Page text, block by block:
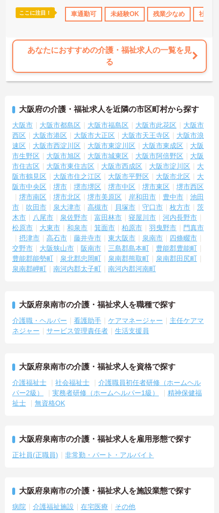
保険完備 交通費支給
ここに注目！ 車通勤可 未経験OK 残業少なめ 社会
あなたにおすすめの介護・福祉求人の一覧を見
る
大阪府の介護・福祉求人を近隣の市区町村から探す
大阪市 大阪市都島区 大阪市福島区 大阪市此花区
大阪市
西区
大阪市港区 大阪市大正区 大阪市天王寺区
大阪市浪
速区
大阪市西淀川区 大阪市東淀川区 大阪市東成区
大阪
市生野区
大阪市旭区 大阪市城東区 大阪市阿倍野区
大阪
市住吉区
大阪市東住吉区 大阪市西成区 大阪市淀川区
大
阪市鶴見区
大阪市住之江区 大阪市平野区 大阪市北区
大
阪市中央区
堺市 堺市堺区 堺市中区 堺市東区
堺市西区
堺市南区
堺市北区 堺市美原区 岸和田市 豊中市
池田
市
吹田市 泉大津市 高槻市 貝塚市 守口市 枚方市
茨
木市
八尾市 泉佐野市 富田林市 寝屋川市
河内長野市
松原市
大東市 和泉市 箕面市 柏原市 羽曳野市
門真市
摂津市
高石市 藤井寺市 東大阪市 泉南市
四條畷市
交野市
大阪狭山市 阪南市 三島郡島本町
豊能郡豊能町
豊能郡能勢町
泉北郡忠岡町 泉南郡熊取町
泉南郡田尻町
泉南郡岬町
南河内郡太子町 南河内郡河南町
大阪府泉南市の介護・福祉求人を職種で探す
介護職・ヘルパー 看護助手 ケアマネージャー
主任ケアマ
ネジャー
サービス管理責任者 生活支援員
大阪府泉南市の介護・福祉求人を資格で探す
介護福祉士 社会福祉士
介護職員初任者研修（ホームヘル
パー2級）
実務者研修（ホームヘルパー1級）
精神保健福
祉士
無資格OK
大阪府泉南市の介護・福祉求人を雇用形態で探す
正社員(正職員) 非常勤・パート・アルバイト
大阪府泉南市の介護・福祉求人を施設業態で探す
病院 介護福祉施設 在宅医療 その他